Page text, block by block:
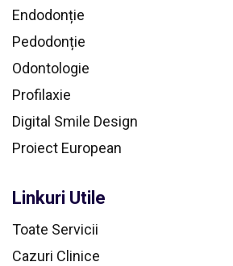
Endodonție
Pedodonție
Odontologie
Profilaxie
Digital Smile Design
Proiect European
Linkuri Utile
Toate Servicii
Cazuri Clinice